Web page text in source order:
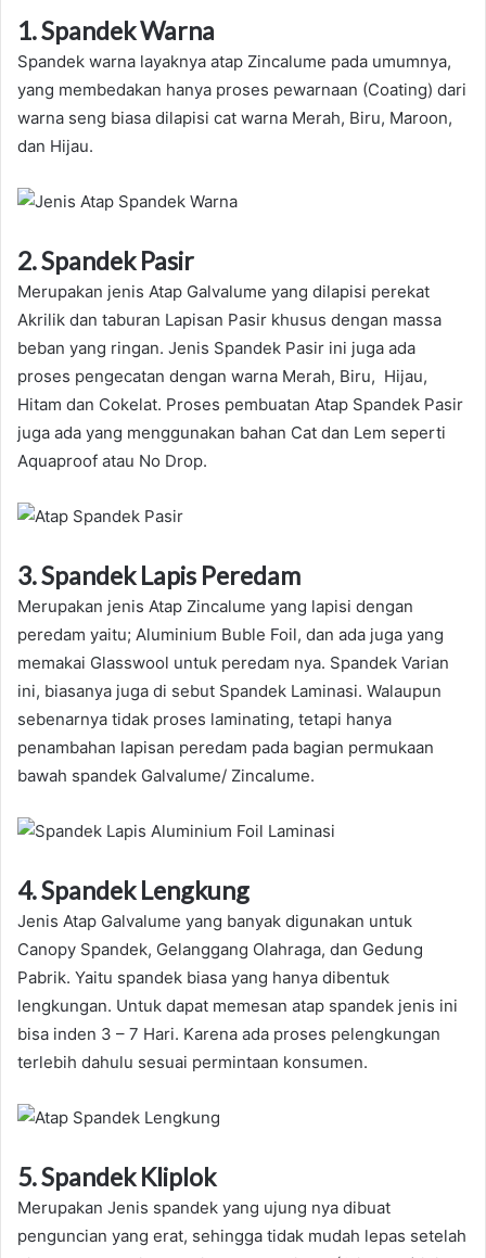
1. Spandek Warna
Spandek warna layaknya atap Zincalume pada umumnya,
yang membedakan hanya proses pewarnaan (Coating) dari
warna seng biasa dilapisi cat warna Merah, Biru, Maroon,
dan Hijau.
2. Spandek Pasir
Merupakan jenis Atap Galvalume yang dilapisi perekat
Akrilik dan taburan Lapisan Pasir khusus dengan massa
beban yang ringan. Jenis Spandek Pasir ini juga ada
proses pengecatan dengan warna Merah, Biru, Hijau,
Hitam dan Cokelat. Proses pembuatan Atap Spandek Pasir
juga ada yang menggunakan bahan Cat dan Lem seperti
Aquaproof atau No Drop.
3. Spandek Lapis Peredam
Merupakan jenis Atap Zincalume yang lapisi dengan
peredam yaitu; Aluminium Buble Foil, dan ada juga yang
memakai Glasswool untuk peredam nya. Spandek Varian
ini, biasanya juga di sebut Spandek Laminasi. Walaupun
sebenarnya tidak proses laminating, tetapi hanya
penambahan lapisan peredam pada bagian permukaan
bawah spandek Galvalume/ Zincalume.
4. Spandek Lengkung
Jenis Atap Galvalume yang banyak digunakan untuk
Canopy Spandek, Gelanggang Olahraga, dan Gedung
Pabrik. Yaitu spandek biasa yang hanya dibentuk
lengkungan. Untuk dapat memesan atap spandek jenis ini
bisa inden 3 – 7 Hari. Karena ada proses pelengkungan
terlebih dahulu sesuai permintaan konsumen.
5. Spandek Kliplok
Merupakan Jenis spandek yang ujung nya dibuat
penguncian yang erat, sehingga tidak mudah lepas setelah